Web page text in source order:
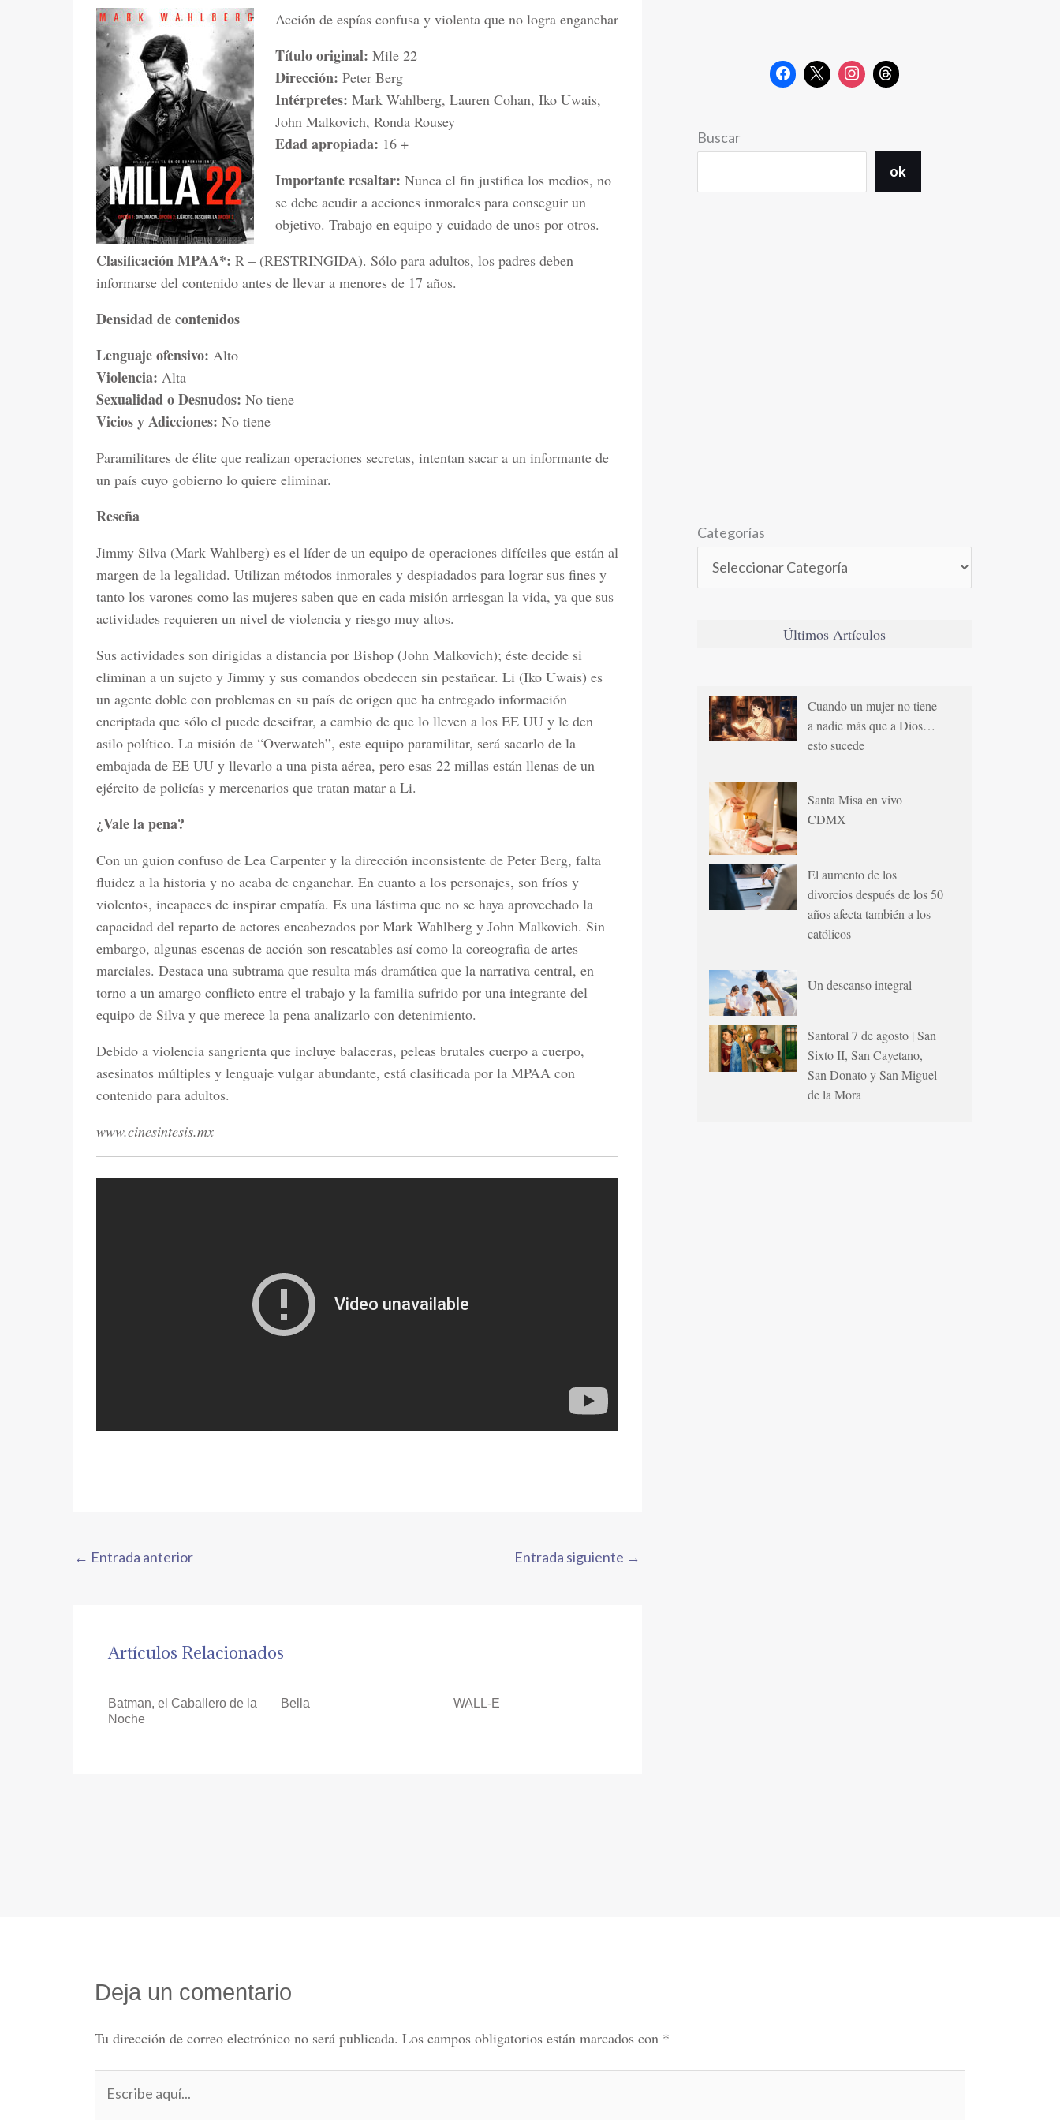
Acción de espías confusa y violenta que no logra enganchar
Título original: Mile 22
Dirección: Peter Berg
Intérpretes: Mark Wahlberg, Lauren Cohan, Iko Uwais,
John Malkovich, Ronda Rousey
Edad apropiada: 16 +
Importante resaltar: Nunca el fin justifica los medios, no
se debe acudir a acciones inmorales para conseguir un
objetivo. Trabajo en equipo y cuidado de unos por otros.
Clasificación MPAA*: R – (RESTRINGIDA). Sólo para adultos, los padres deben
informarse del contenido antes de llevar a menores de 17 años.
Densidad de contenidos
Lenguaje ofensivo: Alto
Violencia: Alta
Sexualidad o Desnudos: No tiene
Vicios y Adicciones: No tiene
Paramilitares de élite que realizan operaciones secretas, intentan sacar a un informante de
un país cuyo gobierno lo quiere eliminar.
Reseña
Jimmy Silva (Mark Wahlberg) es el líder de un equipo de operaciones difíciles que están al
margen de la legalidad. Utilizan métodos inmorales y despiadados para lograr sus fines y
tanto los varones como las mujeres saben que en cada misión arriesgan la vida, ya que sus
actividades requieren un nivel de violencia y riesgo muy altos.
Sus actividades son dirigidas a distancia por Bishop (John Malkovich); éste decide si
eliminan a un sujeto y Jimmy y sus comandos obedecen sin pestañear. Li (Iko Uwais) es
un agente doble con problemas en su país de origen que ha entregado información
encriptada que sólo el puede descifrar, a cambio de que lo lleven a los EE UU y le den
asilo político. La misión de “Overwatch”, este equipo paramilitar, será sacarlo de la
embajada de EE UU y llevarlo a una pista aérea, pero esas 22 millas están llenas de un
ejército de policías y mercenarios que tratan matar a Li.
¿Vale la pena?
Con un guion confuso de Lea Carpenter y la dirección inconsistente de Peter Berg, falta
fluidez a la historia y no acaba de enganchar. En cuanto a los personajes, son fríos y
violentos, incapaces de inspirar empatía. Es una lástima que no se haya aprovechado la
capacidad del reparto de actores encabezados por Mark Wahlberg y John Malkovich. Sin
embargo, algunas escenas de acción son rescatables así como la coreografia de artes
marciales. Destaca una subtrama que resulta más dramática que la narrativa central, en
torno a un amargo conflicto entre el trabajo y la familia sufrido por una integrante del
equipo de Silva y que merece la pena analizarlo con detenimiento.
Debido a violencia sangrienta que incluye balaceras, peleas brutales cuerpo a cuerpo,
asesinatos múltiples y lenguaje vulgar abundante, está clasificada por la MPAA con
contenido para adultos.
www.cinesintesis.mx
← Entrada anterior Entrada siguiente →
Artículos Relacionados
Batman, el Caballero de la
Noche
Bella WALL-E
Buscar
ok
Categorías
Últimos Artículos
Cuando un mujer no tiene
a nadie más que a Dios…
esto sucede
Santa Misa en vivo
CDMX
El aumento de los
divorcios después de los 50
años afecta también a los
católicos
Un descanso integral
Santoral 7 de agosto | San
Sixto II, San Cayetano,
San Donato y San Miguel
de la Mora
Deja un comentario
Tu dirección de correo electrónico no será publicada. Los campos obligatorios están marcados con *
aquí...